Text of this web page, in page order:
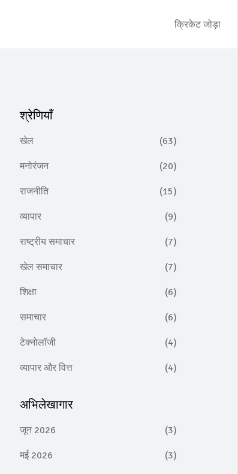
क्रिकेट जोड़ा
श्रेणियाँ
खेल (63)
मनोरंजन (20)
राजनीति (15)
व्यापार (9)
राष्ट्रीय समाचार (7)
खेल समाचार (7)
शिक्षा (6)
समाचार (6)
टेक्नोलॉजी (4)
व्यापार और वित्त (4)
अभिलेखागार
जून 2026 (3)
मई 2026 (3)